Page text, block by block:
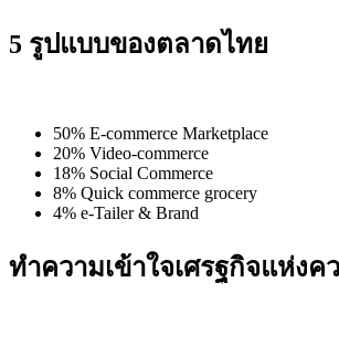
5 รูปแบบของตลาดไทย
50% E-commerce Marketplace
20% Video-commerce
18% Social Commerce
8% Quick commerce grocery
4% e-Tailer & Brand
ทำความเข้าใจเศรฐกิจแห่งค